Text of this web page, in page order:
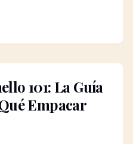
101: La Guía
Empacar